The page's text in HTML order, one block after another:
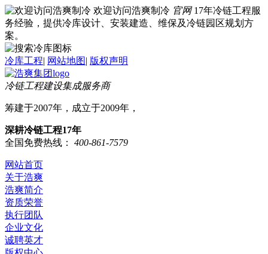
欢迎访问浩爽制冷 官网 17年冷链工程服
务经验，提供冷库设计、安装建造、维保及冷链园区规划方
案。
冷库工程| 网站地图| 版权声明
冷链工程建设集成服务商
筹建于2007年，成立于2009年，
深耕冷链工程17年
全国免费热线：
400-861-7579
网站首页
关于浩爽
浩爽简介
资质荣誉
执行团队
企业文化
诚聘英才